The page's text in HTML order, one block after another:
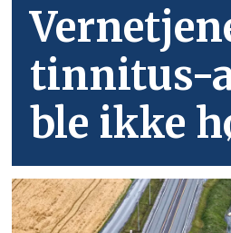
tinnitus-
ble ikke